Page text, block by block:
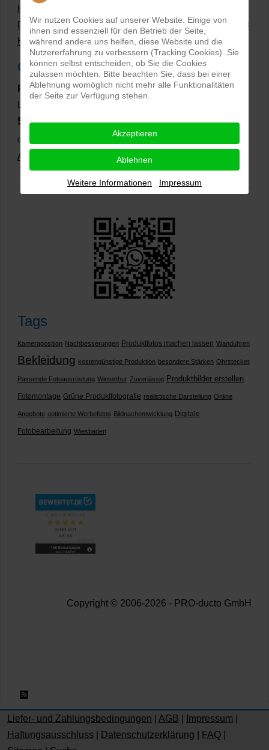
Hollow Man Fotografie | Darauf kommt es an!
Dateiformate und Bilder mit transparentem Hintergrund
Hollowman und Produktfotografie
Google Rezensionen
PRO-ducto GmbH, Fotografie und Bildbearbeitung in
5,0⭐⭐⭐⭐⭐bei144 Google-Rezensionen (Stand
02.01.2026)
Alle Rezensionen ansehen|Bewertung abgeben
Tags
Kameraposition Nachbesserungen Produktfotos machen lassen Wanduhren
Bekleidung kostengünstige Produktion besondere Stärken Ohrstecker
Passende Fotoausrüstung Winterthur Zuverlässig Produktbilder erstellen
Fotomontage Grüne Produktfotografie realistische Darstellung Online
Angebote optimierte Werbefotos Bildnachentwicklung Digitale
Fotobearbeitung Wiesbaden
Copyright © 2006-2026 - PRO-ducto GmbH
Liefer- und Zahlungsbedingungen AGB Impressum
Haftungsausschluss
Datenschutzerklärung FAQ
Wir nutzen Cookies auf unserer Website. Einige von
ihnen sind essenziell für den Betrieb der Seite,
während andere uns helfen, diese Website und die
Nutzererfahrung zu verbessern (Tracking Cookies). Sie
können selbst entscheiden, ob Sie die Cookies
zulassen möchten. Bitte beachten Sie, dass bei einer
Ablehnung womöglich nicht mehr alle Funktionalitäten
der Seite zur Verfügung stehen.
Akzeptieren
Ablehnen
Weitere Informationen Impressum